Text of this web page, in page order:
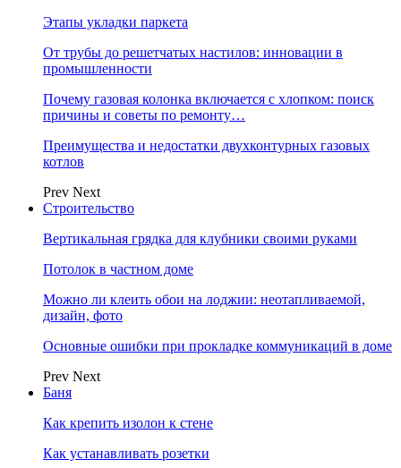
Этапы укладки паркета
От трубы до решетчатых настилов: инновации в
промышленности
Почему газовая колонка включается с хлопком: поиск
причины и советы по ремонту…
Преимущества и недостатки двухконтурных газовых
котлов
Prev Next
Строительство
Вертикальная грядка для клубники своими руками
Потолок в частном доме
Можно ли клеить обои на лоджии: неотапливаемой,
дизайн, фото
Основные ошибки при прокладке коммуникаций в доме
Prev Next
Баня
Как крепить изолон к стене
Как устанавливать розетки